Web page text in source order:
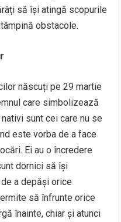
să își atingă scopurile
obstacole.
născuți pe 29 martie
care simbolizează
sunt cei care nu se
este vorba de a face
Ei au o încredere
dornici să își
a depăși orice
să înfrunte orice
înainte, chiar și atunci